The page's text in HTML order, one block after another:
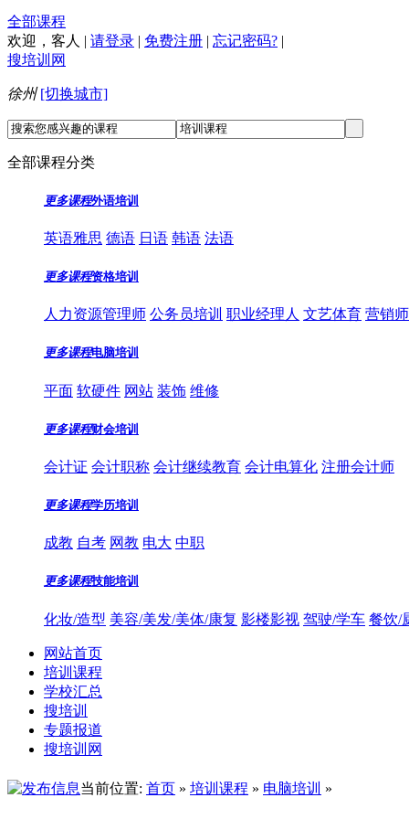
全部课程
欢迎， 客人 | 请登录 | 免费注册 | 忘记密码? |
搜培训网
徐州 [切换城市]
全部课程分类
更多课程外语培训
英语雅思 德语 日语 韩语 法语
更多课程资格培训
人力资源管理师 公务员培训 职业经理人 文艺体育 营销
更多课程电脑培训
平面 软硬件 网站 装饰 维修
更多课程财会培训
会计证 会计职称 会计继续教育 会计电算化 注册会计师
更多课程学历培训
成教 自考 网教 电大 中职
更多课程技能培训
化妆/造型 美容/美发/美体/康复 影楼影视 驾驶/学车 餐饮/
网站首页
培训课程
学校汇总
搜培训
专题报道
搜培训网
当前位置: 首页 » 培训课程 » 电脑培训 »